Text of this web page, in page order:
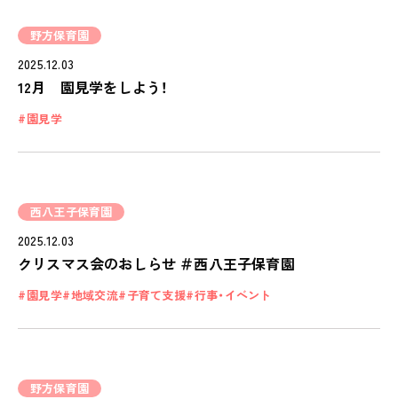
保護者様の声
野方保育園
2025.12.03
12月 園見学をしよう！
園見学
西八王子保育園
2025.12.03
クリスマス会のおしらせ ＃西八王子保育園
園見学 地域交流 子育て支援 行事・イベント
野方保育園